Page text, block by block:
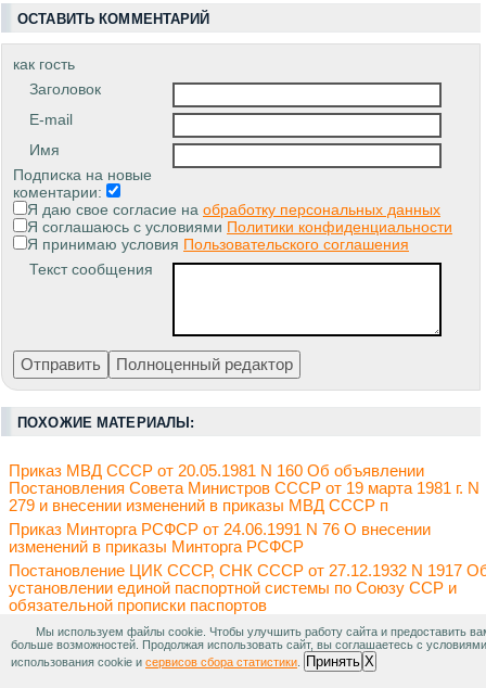
ОСТАВИТЬ КОММЕНТАРИЙ
как гость
Заголовок
E-mail
Имя
Подписка на новые
коментарии:
Я даю свое согласие на обработку персональных данных
Я соглашаюсь с условиями Политики конфиденциальности
Я принимаю условия Пользовательского соглашения
Текст сообщения
ПОХОЖИЕ МАТЕРИАЛЫ:
Приказ МВД СССР от 20.05.1981 N 160 Об объявлении
Постановления Совета Министров СССР от 19 марта 1981 г. N
279 и внесении изменений в приказы МВД СССР п
Приказ Минторга РСФСР от 24.06.1991 N 76 О внесении
изменений в приказы Минторга РСФСР
Постановление ЦИК СССР, СНК СССР от 27.12.1932 N 1917
установлении единой паспортной системы по Союзу ССР и
обязательной прописки паспортов
Постановление ЦИК СССР, СНК СССР от 27.05.1933 О
российских подданных, уехавших за границу до 25 октября
г. и принявших иностранное граж
Мы используем файлы cookie. Чтобы улучшить работу сайта и предоставить
больше возможностей. Продолжая использовать сайт, вы соглашаетесь с условиями
использования cookie и сервисов сбора статистики Принять X